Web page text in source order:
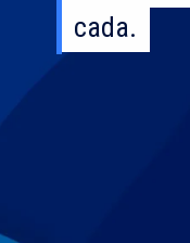
cada.
cada.